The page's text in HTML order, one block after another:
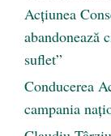
Acțiunea
abandonează
suflet”
Conducerea
campania